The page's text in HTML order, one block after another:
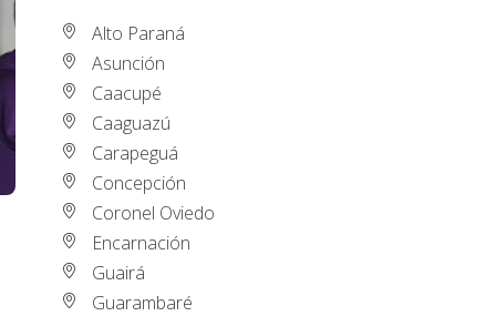
Alto Paraná
Asunción
Caacupé
Caaguazú
Carapeguá
Concepción
Coronel Oviedo
Encarnación
Guairá
Guarambaré